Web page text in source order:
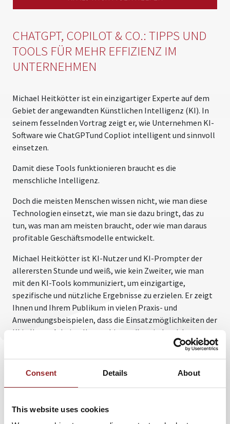
Consent Details About
This website uses cookies
CHATGPT, COPILOT & CO.: TIPPS UND
TOOLS FÜR MEHR EFFIZIENZ IM
UNTERNEHMEN
Michael Heitkötter ist ein einzigartiger Experte auf dem
Gebiet der angewandten Künstlichen Intelligenz (KI). In
seinem fesselnden Vortrag zeigt er, wie Unternehmen KI-
Software wie ChatGPTund Copliot intelligent und sinnvoll
einsetzen.
Damit diese Tools funktionieren braucht es die
menschliche Intelligenz.
Doch die meisten Menschen wissen nicht, wie man diese
Technologien einsetzt, wie man sie dazu bringt, das zu
tun, was man am meisten braucht, oder wie man daraus
profitable Geschäftsmodelle entwickelt.
Michael Heitkötter ist KI-Nutzer und KI-Prompter der
allerersten Stunde und weiß, wie kein Zweiter, wie man
mit den KI-Tools kommuniziert, um einzigartige,
spezifische und nützliche Ergebnisse zu erzielen. Er zeigt
Ihnen und Ihrem Publikum in vielen Praxis- und
Anwendungsbeispielen, dass die Einsatzmöglichkeiten der
KI in Ihrem Arbeitsalltag schier endlos sind und das
keinerlei Technik-Fähigkeiten zur Nutzung notwendig
sind.
Sein Vortrag mit vielen Aha-Erlebnissen bietet konkrete
Tipps und Tricks, die für Unternehmen wegweisend sind,